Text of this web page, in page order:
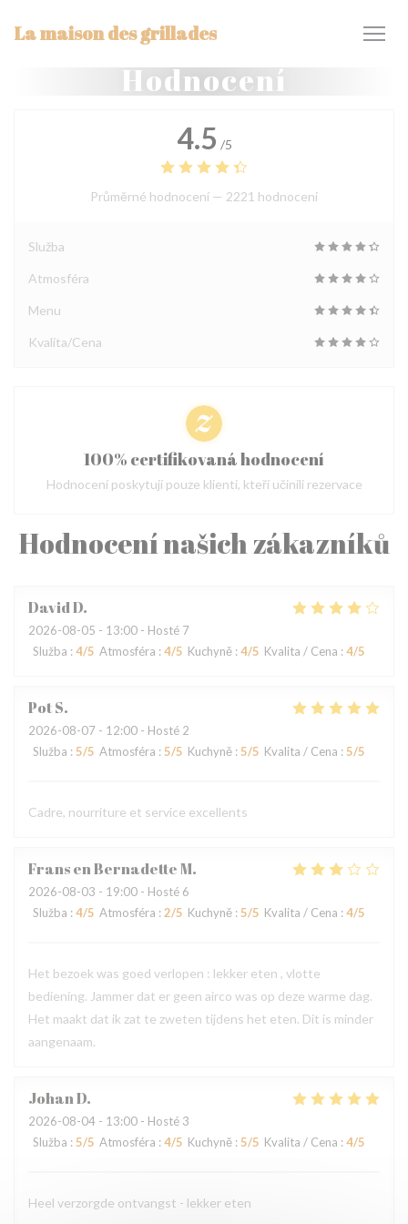
La maison des grillades
Hodnocení
Hodnocení našich zákazníků
DavidD
2026-08-05 - 13:00 - Hosté 7
Služba : 4/5 Atmosféra : 4/5 Kuchyně : 4/5 Kvalita / Cena : 4/5
PotS
2026-08-07 - 12:00 - Hosté 2
Služba : 5/5 Atmosféra : 5/5 Kuchyně : 5/5 Kvalita / Cena : 5/5
Cadre, nourriture et service excellents
Frans en BernadetteM
2026-08-03 - 19:00 - Hosté 6
Služba : 4/5 Atmosféra : 2/5 Kuchyně : 5/5 Kvalita / Cena : 4/5
Het bezoek was goed verlopen : lekker eten , vlotte
bediening. Jammer dat er geen airco was op deze warme dag.
Het maakt dat ik zat te zweten tijdens het eten. Dit is minder
aangenaam.
JohanD
2026-08-04 - 13:00 - Hosté 3
Služba : 5/5 Atmosféra : 4/5 Kuchyně : 5/5 Kvalita / Cena : 4/5
Heel verzorgde ontvangst - lekker eten
4.5 /5
Průměrné hodnocení — 2221 hodnoceni
Služba
Atmosféra
Menu
Kvalita/Cena
100% certifikovaná hodnocení
Hodnocení poskytují pouze klienti, kteří učinili rezervace